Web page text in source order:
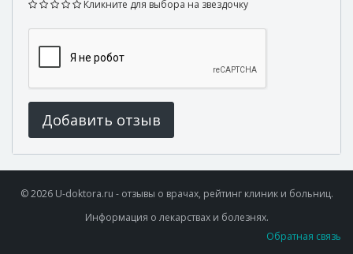
Кликните для выбора на звездочку
Добавить отзыв
© 2026 U-doktora.ru - отзывы о врачах, рейтинг клиник и больниц.
Информация о лекарствах и болезнях.
Обратная связь